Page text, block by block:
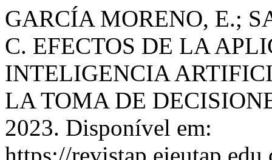
GARCÍA MORENO, E.;
C. EFECTOS DE LA
INTELIGENCIA
LA TOMA DE
2023. Disponível em: